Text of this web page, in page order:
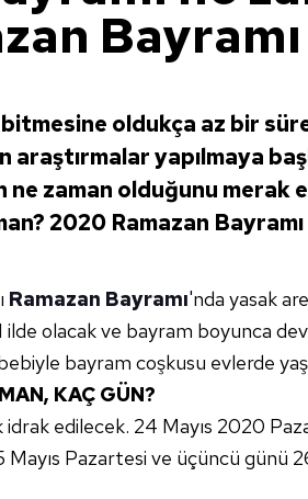
bitmesine oldukça az bir
araştırmalar yapılmaya
ne zaman olduğunu merak
2020 Ramazan
Ramazan Bayramı'nda yasak
ilde olacak ve bayram boyunca
bayram coşkusu evlerde
KAÇ GÜN?
idrak edilecek. 24 Mayıs 2020
Pazartesi ve üçüncü günü